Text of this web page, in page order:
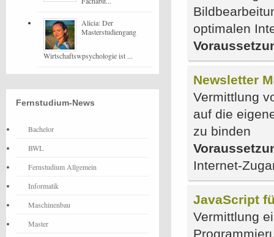
optimalen
Newsletter
Vermittlung
auf die
zu binden
Internet-
JavaScript
Vermittlung
Alicia: Der
Masterstudiengang
Wirtschaftswpsychologie ist ...
Fernstudium-News
Bachelor
BWL
Fernstudium Allgemein
Informatik
Maschinenbau
Master